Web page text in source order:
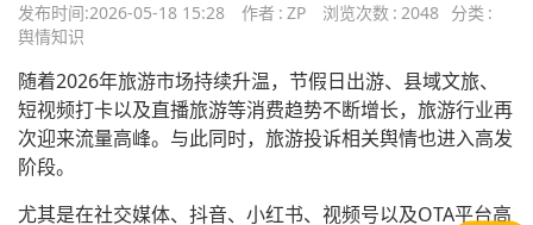
发布时间:2026-05-18 15:28 作者 : ZP 浏览次数 : 2048 分类 :
舆情知识
随着2026年旅游市场持续升温，节假日出游、县域文旅、
短视频打卡以及直播旅游等消费趋势不断增长，旅游行业再
次迎来流量高峰。与此同时，旅游投诉相关舆情也进入高发
阶段。
尤其是在社交媒体、抖音、小红书、视频号以及OTA平台高